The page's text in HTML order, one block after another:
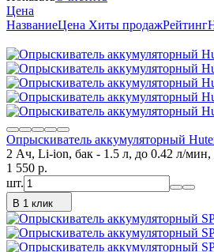
Цена
НазваниеЦена Хиты продажРейтинг
Опрыскиватель аккумуляторный
2 Ач, Li-ion, бак - 1.5 л, до 0.42 л/мин,
1 550 p.
шт.
В 1 клик